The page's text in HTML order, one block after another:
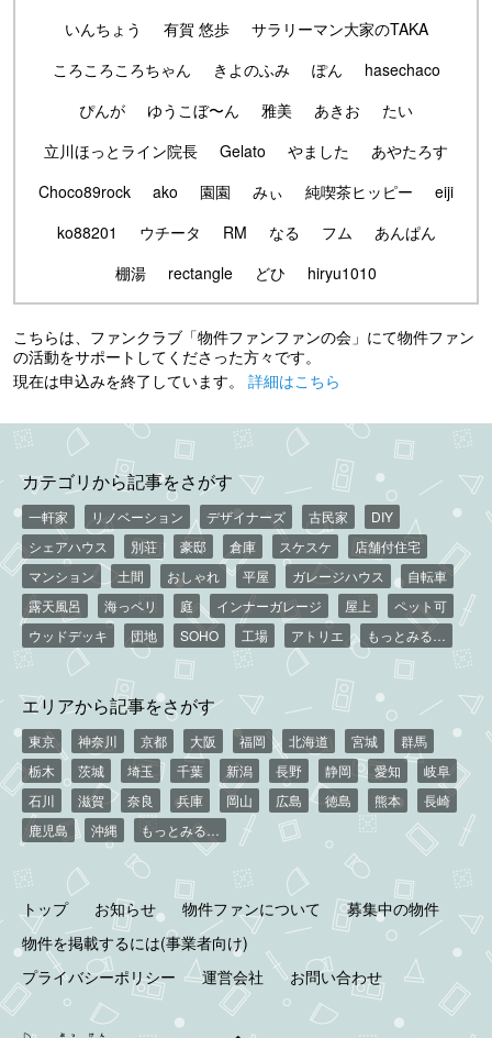
いんちょう
有賀 悠歩
サラリーマン大家のTAKA
ころころころちゃん
きよのふみ ぽん
hasechaco
ぴんが
ゆうこぼ〜ん 雅美 あきお
たい
立川ほっとライン院長
Gelato やました
あやたろす
Choco89rock
ako 園園 みぃ 純喫茶ヒッピー
eiji
ko88201
ウチータ RM なる フム
あんぱん
棚湯
rectangle どひ hiryu1010
こちらは、ファンクラブ「物件ファンファンの会」にて物件ファン
の活動をサポートしてくださった方々です。
現在は申込みを終了しています。 詳細はこちら
カテゴリから記事をさがす
一軒家 リノベーション デザイナーズ 古民家
DIY
シェアハウス
別荘 豪邸 倉庫 スケスケ
店舗付住宅
マンション
土間 おしゃれ 平屋 ガレージハウス
自転車
露天風呂
海っペリ 庭 インナーガレージ 屋上
ペット可
ウッドデッキ
団地 SOHO 工場 アトリエ もっとみる…
エリアから記事をさがす
東京 神奈川 京都 大阪 福岡 北海道 宮城
群馬
栃木
茨城 埼玉 千葉 新潟 長野 静岡 愛知
岐阜
石川
滋賀 奈良 兵庫 岡山 広島 徳島 熊本
長崎
鹿児島
沖縄 もっとみる…
トップ お知らせ 物件ファンについて
募集中の物件
物件を掲載するには(事業者向け)
プライバシーポリシー
運営会社 お問い合わせ